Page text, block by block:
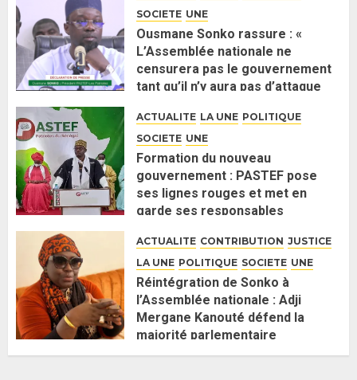
SOCIETE UNE
Ousmane Sonko rassure : «
L’Assemblée nationale ne
censurera pas le gouvernement
tant qu’il n’y aura pas d’attaque
2 JUIN 2026 0
ACTUALITE LA UNE POLITIQUE
SOCIETE UNE
Formation du nouveau
gouvernement : PASTEF pose
ses lignes rouges et met en
garde ses responsables
ACTUALITE CONTRIBUTION JUSTICE
LA UNE POLITIQUE SOCIETE UNE
Réintégration de Sonko à
l’Assemblée nationale : Adji
Mergane Kanouté défend la
majorité parlementaire
26 MAI 2026 0